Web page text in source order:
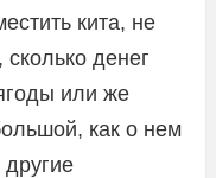
кита, не
денег
или же
как о нем